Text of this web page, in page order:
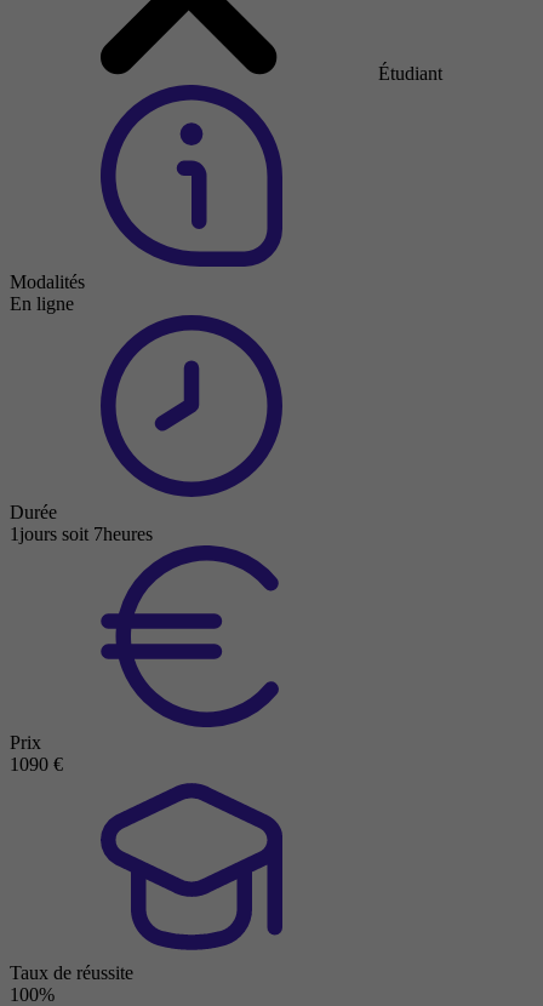
Étudiant
Modalités
En ligne
Durée
1jours soit 7heures
Prix
1090 €
Taux de réussite
100%